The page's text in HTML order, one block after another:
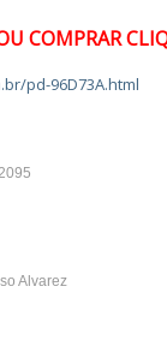
COMPRAR
pd-96D73A.html
Alvarez